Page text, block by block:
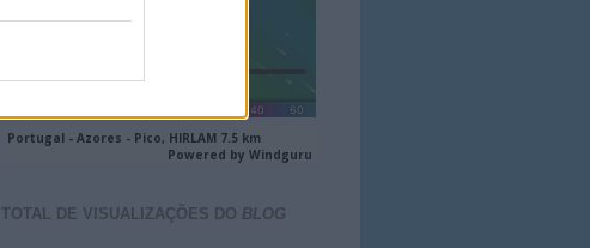
TOTAL DE VISUALIZAÇÕES DO BLOG